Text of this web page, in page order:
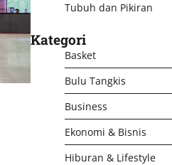
Tubuh dan Pikiran
Kategori
Basket
Bulu Tangkis
Business
Ekonomi & Bisnis
Hiburan & Lifestyle